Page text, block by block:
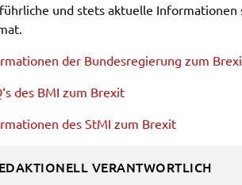
und stets aktu­el­le
der Bundes­re­gie­rung zum
des BMI zum Brexit
des StMI zum Brexit
VERANTWORTLICH
Datenschutzhinweise
cookie_consent
Landratsamt Schweinfurt
Datenschutzhinweise
1 Jahr